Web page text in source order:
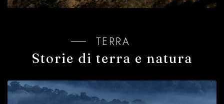
TERRA
Storie di terra e natura